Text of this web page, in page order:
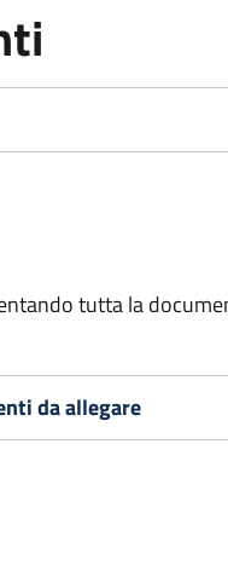
tutta la
da allegare